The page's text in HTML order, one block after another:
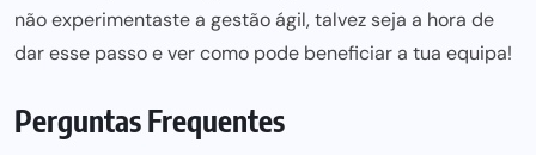
não experimentaste a gestão ágil, talvez seja a hora de
dar esse passo e ver como pode beneficiar a tua equipa!
Perguntas Frequentes